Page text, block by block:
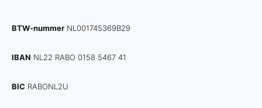
BTW-nummer NL001745369B29
IBAN NL22 RABO 0158 5467 41
BIC RABONL2U